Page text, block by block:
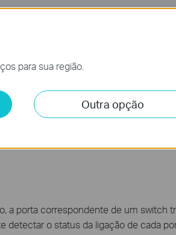
Green Ethernet
A nova geração de Switches Easy
expandir a capacidade de sua
e o comprimento de cabo
a porta correspondente de um switch
detectar o status da ligação de cada
para sua região.
Outra opção